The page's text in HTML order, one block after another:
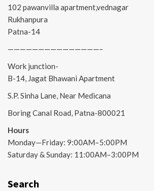
102 pawanvilla apartment,vednagar
Rukhanpura
Patna-14
———————————————–
Work junction-
B-14, Jagat Bhawani Apartment
S.P. Sinha Lane, Near Medicana
Boring Canal Road, Patna-800021
Hours
Monday—Friday: 9:00AM–5:00PM
Saturday & Sunday: 11:00AM–3:00PM
Search